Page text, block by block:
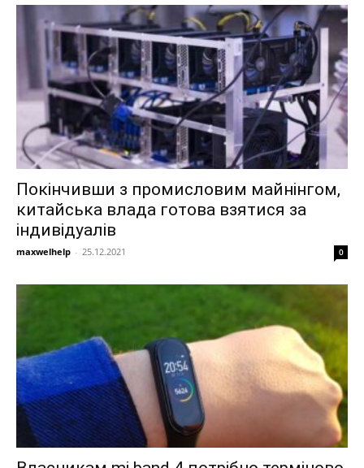
Покінчивши з промисловим майнінгом,
китайська влада готова взятися за
індивідуалів
maxwelhelp - 25.12.2021 0